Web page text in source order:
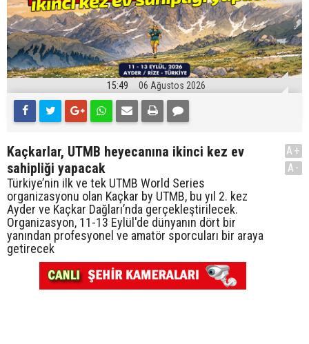
15:49 06 Ağustos 2026
Kaçkarlar, UTMB heyecanına ikinci kez ev
sahipliği yapacak
Türkiye’nin ilk ve tek UTMB World Series
organizasyonu olan Kaçkar by UTMB, bu yıl 2. kez
Ayder ve Kaçkar Dağları’nda gerçekleştirilecek.
Organizasyon, 11-13 Eylül'de dünyanın dört bir
yanından profesyonel ve amatör sporcuları bir araya
getirecek
A+
A-